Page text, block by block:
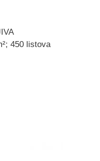
450 listova